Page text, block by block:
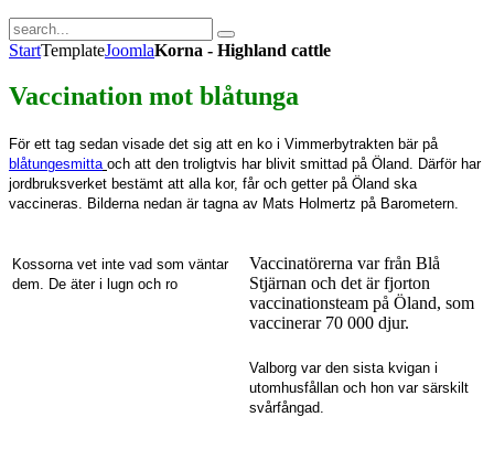
StartTemplateJoomlaKorna - Highland cattle
Vaccination mot blåtunga
För ett tag sedan visade det sig att en ko i Vimmerbytrakten bär på
blåtungesmitta och att den troligtvis har blivit smittad på Öland. Därför har
jordbruksverket bestämt att alla kor, får och getter på Öland ska
vaccineras. Bilderna nedan är tagna av Mats Holmertz på Barometern.
Kossorna vet inte vad som väntar
dem. De äter i lugn och ro
Vaccinatörerna var från Blå
Stjärnan och det är fjorton
vaccinationsteam på Öland, som
vaccinerar 70 000 djur.
Valborg var den sista kvigan i
utomhusfållan och hon var särskilt
svårfångad.